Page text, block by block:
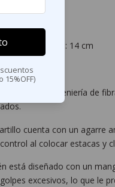
(de cara a cara): 14 cm
cm
mazo de ingeniería de
cuenta con un agarre
al colocar estacas y
está diseñado con un
excesivos, lo que le